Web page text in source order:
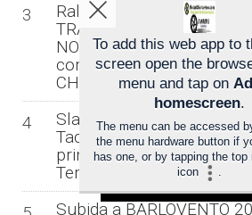
3
Rallye ISLA TENERIFE
TRAMOS, HORARIOS,
NOTA, El 52º Rallye Isla
con sede oficial en la
CHICHARRERA
4
Slalom Arico 2026 (final),
Tacoronte – María Sáez y
primeros líderes del
Tenerife de Velocidad en
Subida a BARLOVENTO
Aviso sobre el Uso de
Utilizamos cookies
funcionamiento del
de cookies y como
Política de Privacidad y
Aceptar Cookies
To add this web app to
screen open the
menu and tap on
homescreen.
The menu can be accessed
the menu hardware button if
has one, or by tapping the top
icon
.